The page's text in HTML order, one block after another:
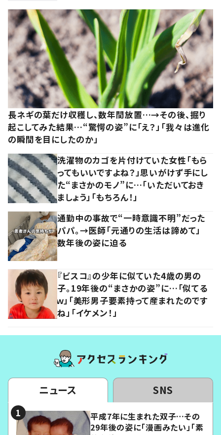
長ネギの葉だけ収穫し、数年間放置…→その後、掘り
起こしてみた結果…“驚愕の姿”に「え？」「我々は進化
の瞬間を目にしたのか」
洗濯物のカゴを片付けていた女性「もら
ってもいいですよね？」思いがけず手にし
た“まさかのモノ”に…「いただいておき
ましょう」「もちろん！」
通勤中の事故で“一時意識不明”だった
パパ。→医師「元通りの生活は諦めて」
数年後の姿に迫る
『ビスコ』の少年に似ていた4歳の男の
子。19年後の“まさかの姿”に…「似てる
ｗ」「美形男子要素持って産まれたのです
ね」「イケメン！」
ニュース SNS
平成7年に生まれた双子…その
29年後の姿に「漫画みたい」「素